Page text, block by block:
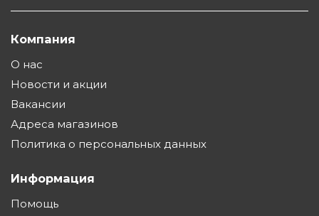
Компания
О нас
Новости и акции
Вакансии
Адреса магазинов
Политика о персональных данных
Информация
Помощь